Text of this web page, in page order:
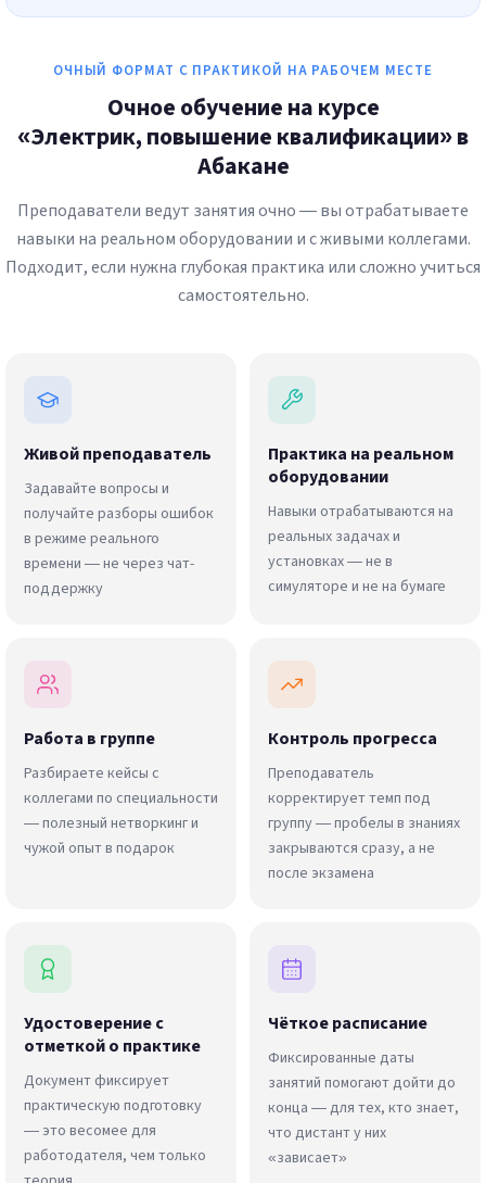
ОЧНЫЙ ФОРМАТ С ПРАКТИКОЙ НА РАБОЧЕМ МЕСТЕ
Очное обучение на курсе
«Электрик, повышение квалификации» в
Абакане
Преподаватели ведут занятия очно — вы отрабатываете
навыки на реальном оборудовании и с живыми коллегами.
Подходит, если нужна глубокая практика или сложно учиться
самостоятельно.
Живой преподаватель
Задавайте вопросы и
получайте разборы ошибок
в режиме реального
времени — не через чат-
поддержку
Практика на реальном
оборудовании
Навыки отрабатываются на
реальных задачах и
установках — не в
симуляторе и не на бумаге
Работа в группе
Разбираете кейсы с
коллегами по специальности
— полезный нетворкинг и
чужой опыт в подарок
Контроль прогресса
Преподаватель
корректирует темп под
группу — пробелы в знаниях
закрываются сразу, а не
после экзамена
Удостоверение с
отметкой о практике
Документ фиксирует
практическую подготовку
— это весомее для
работодателя, чем только
Чёткое расписание
Фиксированные даты
занятий помогают дойти до
конца — для тех, кто знает,
что дистант у них
«зависает»